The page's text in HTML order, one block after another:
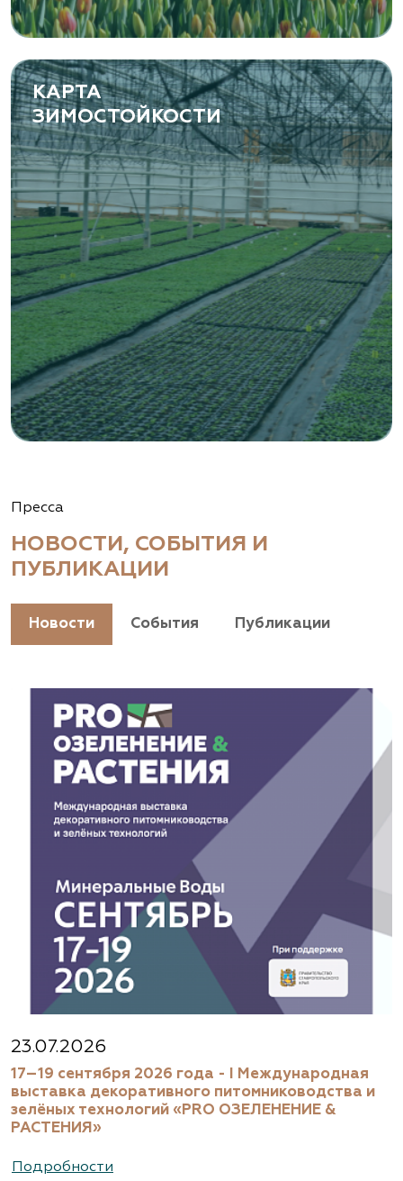
КАРТА
ЗИМОСТОЙКОСТИ
Пресса
НОВОСТИ, СОБЫТИЯ И
ПУБЛИКАЦИИ
Новости События Публикации
23.07.2026
17–19 сентября 2026 года - I Международная
выставка декоративного питомниководства и
зелёных технологий «PRO ОЗЕЛЕНЕНИЕ &
РАСТЕНИЯ»
Подробности